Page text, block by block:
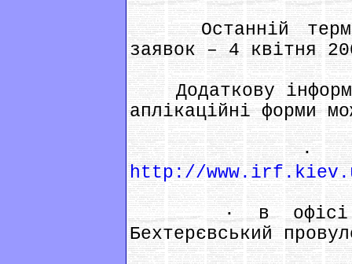
Останній термін
заявок – 4 квітня
Додаткову
аплікаційні форми
· на веб-
http://
· в офісі
Бехтерєвський